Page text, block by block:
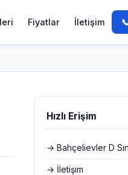
Fiyatlar İletişim
Hızlı Erişim
→ Bahçelievler D
→ İletişim